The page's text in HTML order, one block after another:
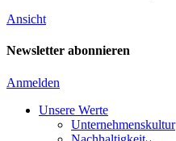
Ansicht
Newsletter abonnieren
Anmelden
Unsere Werte
Unternehmenskultur